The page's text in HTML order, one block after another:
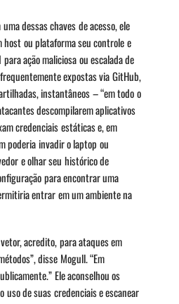
dessas chaves de acesso, ele
ou plataforma seu controle e
ação maliciosa ou escalada de
expostas via GitHub,
instantâneos – “em todo o
descompilarem aplicativos
credenciais estáticas e, em
poderia invadir o laptop ou
e olhar seu histórico de
para encontrar uma
entrar em um ambiente na
acredito, para ataques em
disse Mogull. “Em
Ele aconselhou os
de suas credenciais e escanear